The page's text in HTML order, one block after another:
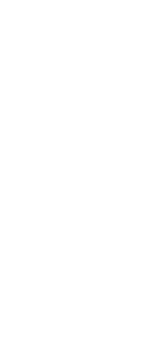
met
strenge
de teelt
en
is perfect als
accent.